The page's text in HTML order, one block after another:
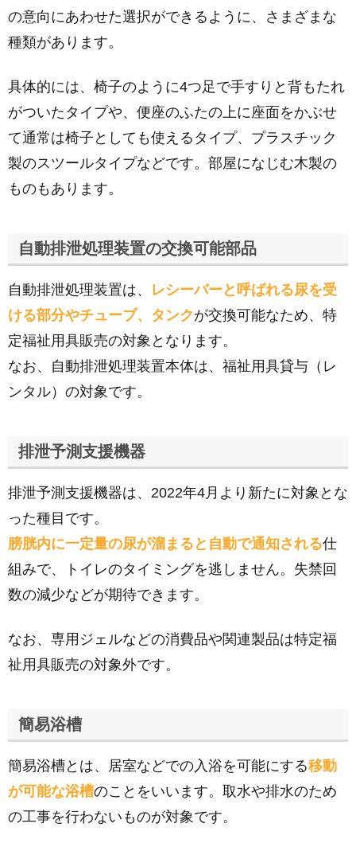
の意向にあわせた選択ができるように、さまざまな
種類があります。
具体的には、椅子のように4つ足で手すりと背もたれ
がついたタイプや、便座のふたの上に座面をかぶせ
て通常は椅子としても使えるタイプ、プラスチック
製のスツールタイプなどです。部屋になじむ木製の
ものもあります。
自動排泄処理装置の交換可能部品
自動排泄処理装置は、 レシーバーと呼ばれる尿を受
ける部分やチューブ、タンクが交換可能なため、特
定福祉用具販売の対象となります。
なお、自動排泄処理装置本体は、福祉用具貸与（レ
ンタル）の対象です。
排泄予測支援機器
排泄予測支援機器は、2022年4月より新たに対象とな
った種目です。
膀胱内に一定量の尿が溜まると自動で通知される仕
組みで、トイレのタイミングを逃しません。失禁回
数の減少などが期待できます。
なお、専用ジェルなどの消費品や関連製品は特定福
祉用具販売の対象外です。
簡易浴槽
簡易浴槽とは、居室などでの入浴を可能にする移動
が可能な浴槽のことをいいます。取水や排水のため
の工事を行わないものが対象です。